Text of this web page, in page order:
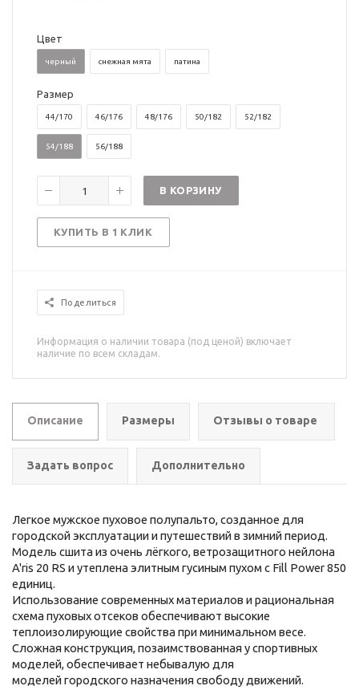
Цвет
черный снежная мята патина
Размер
44/170 46/176 48/176 50/182 52/182
54/188 56/188
В КОРЗИНУ
КУПИТЬ В 1 КЛИК
Поделиться
Информация о наличии товара (под ценой) включает
наличие по всем складам.
Описание Размеры Отзывы о товаре
Задать вопрос Дополнительно
Легкое мужское пуховое полупальто, созданное для
городской эксплуатации и путешествий в зимний период.
Модель сшита из очень лёгкого, ветрозащитного нейлона
A'ris 20 RS и утеплена элитным гусиным пухом с Fill Power 850
единиц.
Использование современных материалов и рациональная
схема пуховых отсеков обеспечивают высокие
теплоизолирующие свойства при минимальном весе.
Сложная конструкция, позаимствованная у спортивных
моделей, обеспечивает небывалую для
моделей городского назначения свободу движений.